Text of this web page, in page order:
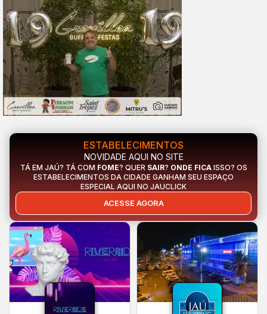
ESTABELECIMENTOS
NOVIDADE AQUI NO SITE
TÁ EM JAÚ? TÁ COM FOME? QUER SAIR? ONDE FICAISSO? OS
ESTABELECIMENTOS DA CIDADE GANHAM SEU ESPAÇO
ESPECIAL AQUI NO JAUCLICK
ACESSE AGORA